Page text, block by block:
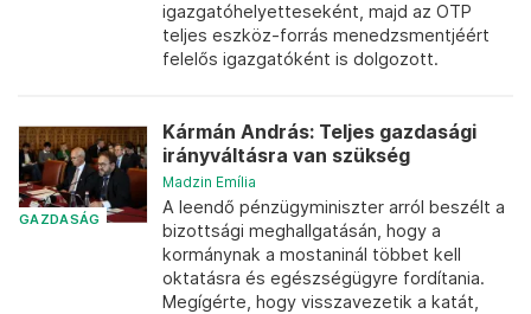
igazgatóhelyetteseként, majd az OTP
teljes eszköz-forrás menedzsmentjéért
felelős igazgatóként is dolgozott.
GAZDASÁG
Kármán András: Teljes gazdasági
irányváltásra van szükség
Madzin Emília
A leendő pénzügyminiszter arról beszélt a
bizottsági meghallgatásán, hogy a
kormánynak a mostaninál többet kell
oktatásra és egészségügyre fordítania.
Megígérte, hogy visszavezetik a katát,